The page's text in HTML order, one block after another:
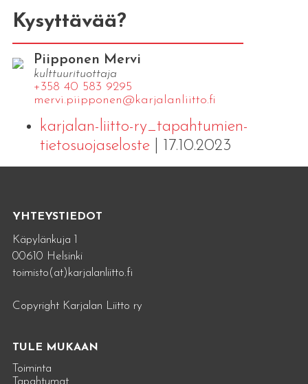
Kysyttävää?
Piipponen Mervi
kulttuurituottaja
+358 40 583 9295
mervi.​piipponen@​kar​jala​nlii​tto.​fi
karjalan-liitto-ry_tapahtumien-
tietosuojaseloste| 17.10.2023
YHTEYSTIEDOT
Käpylänkuja 1
00610 Helsinki
toimisto(at)karjalanliitto.fi
Copyright Karjalan Liitto ry
TULE MUKAAN
Toiminta